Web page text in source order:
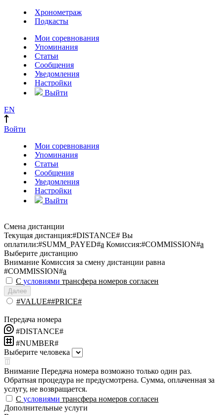
Хронометраж
Подкасты
Мои соревнования
Упоминания
Статьи
Сообщения
Уведомления
Настройки
Выйти
EN
Войти
Мои соревнования
Упоминания
Статьи
Сообщения
Уведомления
Настройки
Выйти
Смена дистанции
Текущая дистанция:#DISTANCE# Вы
оплатили:#SUMM_PAYED#a Комиссия:#COMMISSION#a
Выберите дистанцию
Внимание Комиссия за смену дистанции равна
#COMMISSION#a
С условиями трансфера номеров согласен
Далее
#VALUE##PRICE#
Передача номера
#DISTANCE#
#NUMBER#
Выберите человека
Внимание Передача номера возможно только один раз.
Обратная процедура не предусмотрена. Сумма, оплаченная за
услугу, не возвращается.
С условиями трансфера номеров согласен
Дополнительные услуги